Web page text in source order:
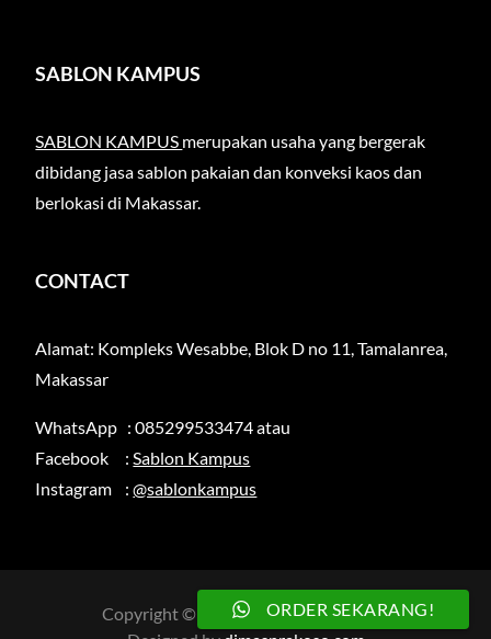
SABLON KAMPUS
SABLON KAMPUS merupakan usaha yang bergerak
dibidang jasa sablon pakaian dan konveksi kaos dan
berlokasi di Makassar.
CONTACT
Alamat: Kompleks Wesabbe, Blok D no 11, Tamalanrea,
Makassar
WhatsApp : 085299533474 atau
Facebook :Sablon Kampus
Instagram :@sablonkampus
Copyright © 2026sablonkampus.com.
ORDER SEKARANG!